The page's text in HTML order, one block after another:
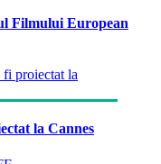
Filmului European
la Cannes